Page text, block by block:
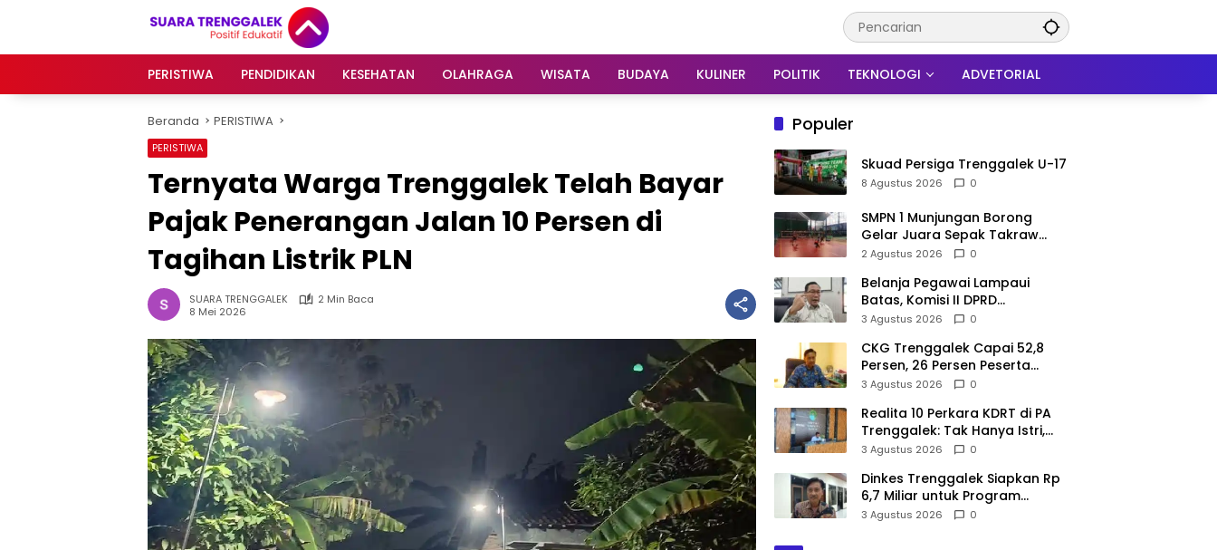
PERISTIWA
PENDIDIKAN KESEHATAN OLAHRAGA WISATA BUDAYA KULINER POLITIK TEKNOLOGI ADVETORIAL
Beranda PERISTIWA
PERISTIWA
Ternyata Warga Trenggalek Telah Bayar
Pajak Penerangan Jalan 10 Persen di
Tagihan Listrik PLN
SUARA TRENGGALEK
2 Min Baca
8 Mei 2026
Populer
Skuad Persiga Trenggalek U-17
8 Agustus 2026 0
SMPN 1 Munjungan Borong
Gelar Juara Sepak Takraw
PHBN Trenggalek 2026, Jadi
2 Agustus 2026 0
Belanja Pegawai Lampaui
Batas, Komisi II DPRD
Trenggalek Nilai Pemda Salah
3 Agustus 2026 0
CKG Trenggalek Capai 52,8
Persen, 26 Persen Peserta
Berpotensi Alami Masalah
3 Agustus 2026 0
Realita 10 Perkara KDRT di PA
Trenggalek: Tak Hanya Istri,
Suami Juga Jadi Korban
3 Agustus 2026 0
Dinkes Trenggalek Siapkan Rp
6,7 Miliar untuk Program
Kesehatan Masyarakat di 2027
3 Agustus 2026 0